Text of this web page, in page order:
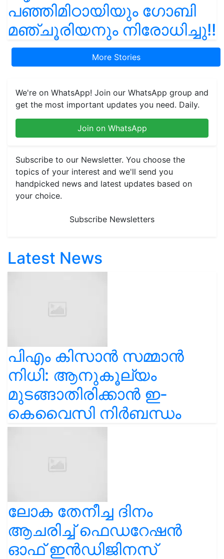
പഞ്ഞിമിഠായിയും ഗോബി
മഞ്ചൂരിയനും നിരോധിച്ചു!!
More Stories
We're on WhatsApp! Join our WhatsApp group and
get the most important updates you need. Daily.
Join on WhatsApp
Subscribe to our Newsletter. You choose the
topics of your interest and we'll send you
handpicked news and latest updates based on
your choice.
Subscribe Newsletters
Latest News
പിഎം കിസാൻ സമ്മാൻ
നിധി: ആനുകൂല്യം
മുടങ്ങാതിരിക്കാൻ ഇ-
കെവൈസി നിർബന്ധം
ലോക തേനീച്ച ദിനം
ആചരിച്ച് ഫെഡറേഷൻ
ഓഫ് ഇൻഡിജിനസ്